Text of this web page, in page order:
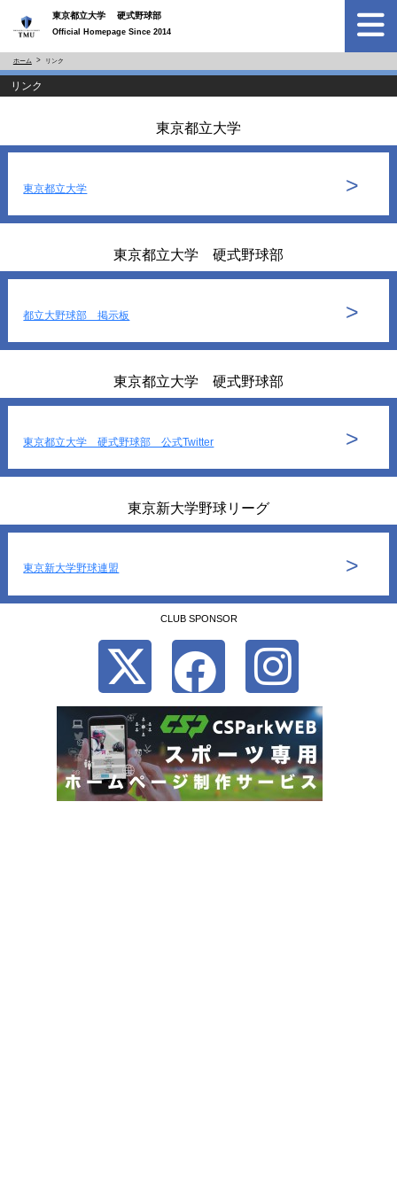
東京都立大学 硬式野球部
Official Homepage Since 2014
ホーム リンク
リンク
東京都立大学
東京都立大学 >
東京都立大学 硬式野球部
都立大野球部 掲示板 >
東京都立大学 硬式野球部
東京都立大学 硬式野球部 公式Twitter >
東京新大学野球リーグ
東京新大学野球連盟 >
CLUB SPONSOR